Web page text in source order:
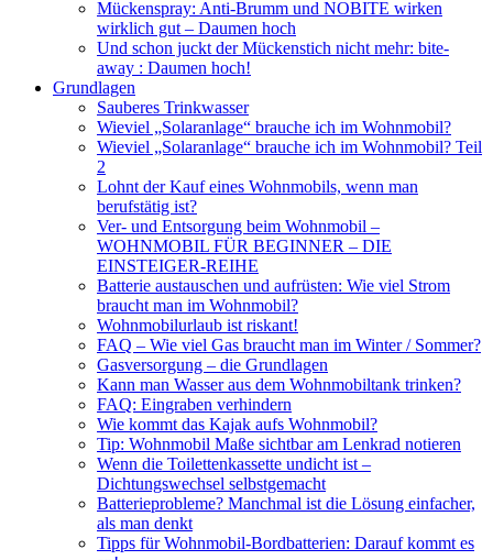
Mückenspray: Anti-Brumm und NOBITE wirken
wirklich gut – Daumen hoch
Und schon juckt der Mückenstich nicht mehr: bite-
away : Daumen hoch!
Grundlagen
Sauberes Trinkwasser
Wieviel „Solaranlage“ brauche ich im Wohnmobil?
Wieviel „Solaranlage“ brauche ich im Wohnmobil? Teil
2
Lohnt der Kauf eines Wohnmobils, wenn man
berufstätig ist?
Ver- und Entsorgung beim Wohnmobil –
WOHNMOBIL FÜR BEGINNER – DIE
EINSTEIGER-REIHE
Batterie austauschen und aufrüsten: Wie viel Strom
braucht man im Wohnmobil?
Wohnmobilurlaub ist riskant!
FAQ – Wie viel Gas braucht man im Winter / Sommer?
Gasversorgung – die Grundlagen
Kann man Wasser aus dem Wohnmobiltank trinken?
FAQ: Eingraben verhindern
Wie kommt das Kajak aufs Wohnmobil?
Tip: Wohnmobil Maße sichtbar am Lenkrad notieren
Wenn die Toilettenkassette undicht ist –
Dichtungswechsel selbstgemacht
Batterieprobleme? Manchmal ist die Lösung einfacher,
als man denkt
Tipps für Wohnmobil-Bordbatterien: Darauf kommt es